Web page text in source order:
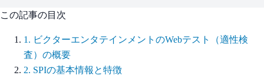
この記事の目次
1 . ビクターエンタテインメントのWebテスト（適性検
査）の概要
2. SPIの基本情報と特徴